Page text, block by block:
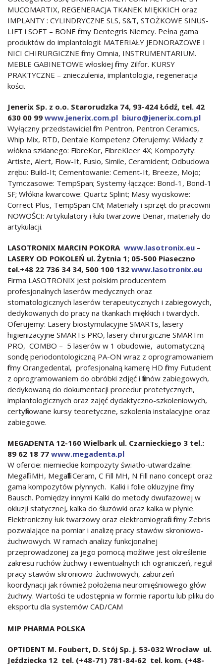
MUCOMARTIX, REGENERACJA TKANEK MIĘKKICH oraz
IMPLANTY : CYLINDRYCZNE SLS, S&T, STOŻKOWE SINUS-
LIFT i SOFT – BONE firmy Dentegris Niemcy. Pełna gama
produktów do implantologii: MATERIAŁY JEDNORAZOWE I
NICI CHIRURGICZNE firmy Omnia, INSTRUMENTARIUM.
MEBLE GABINETOWE włoskiej firmy Zilfor. KURSY
PRAKTYCZNE – znieczulenia, implantologia, regeneracja
kości.
Jenerix Sp. z o.o. Starorudzka 74, 93-424 Łódź, tel. 42
630 00 99 www.jenerix.com.pl biuro@jenerix.com.pl
Wyłączny przedstawiciel firm Pentron, Pentron Ceramics,
Whip Mix, RTD, Dentale Kompetenz Oferujemy: Wkłady z
włókna szklanego: FibreKor, FibreKleer 4X; Kompozyty:
Artiste, Alert, Flow-It, Fusio, Simile, Ceramident; Odbudowa
zrębu: Build-It; Cementowanie: Cement-It, Breeze, Mojo;
Tymczasowe: TempSpan; Systemy łączące: Bond-1, Bond-1
SF; Włókna kwarcowe: Quartz Splint; Masy wyciskowe:
Correct Plus, TempSpan CM; Materiały i sprzęt do pracowni
NOWOŚCI: Artykulatory i łuki twarzowe Denar, materiały do
artykulacji.
LASOTRONIX MARCIN POKORA www.lasotronix.eu –
LASERY OD POKOLEŃ ul. Żytnia 1; 05-500 Piaseczno
tel.+48 22 736 34 34, 500 100 132 www.lasotronix.eu
Firma LASOTRONIX jest polskim producentem
profesjonalnych laserów medycznych oraz
stomatologicznych laserów terapeutycznych i zabiegowych,
dedykowanych do pracy na tkankach miękkich i twardych.
Oferujemy: Lasery biostymulacyjne SMARTs, lasery
higienizacyjne SMARTs PRO, lasery chirurgiczne SMARTm
PRO, COMBO – 5 laserów w 1 obudowie, automatyczną
sondę periodontologiczną PA-ON wraz z oprogramowaniem
firmy Orangedental, profesjonalną kamerę HD firmy Futudent
z oprogramowaniem do obróbki zdjęć i filmów zabiegowych,
dedykowaną do dokumentacji procedur protetycznych,
implantologicznych oraz zajęć dydaktyczno-szkoleniowych,
certyfikowane kursy teoretyczne, szkolenia instalacyjne oraz
zabiegowe.
MEGADENTA 12-160 Wielbark ul. Czarnieckiego 3 tel.:
89 62 18 77 www.megadenta.pl
W ofercie: niemieckie kompozyty światło-utwardzalne:
Megafill MH, Megafill Ceram, C Fill MH, N Fill nano concept oraz
gama kompozytów płynnych. Kalki i folie okluzyjne firmy
Bausch. Pomiędzy innymi Kalki do metody dwufazowej w
okluzji statycznej, kalka do śluzówki oraz kalka w płynie.
Elektroniczny łuk twarzowy oraz elektromiografia firmy Zebris
pozwalające na pomiar i analizę pracy stawów skroniowo-
żuchwowych. W ramach analizy funkcjonalnej
przeprowadzonej za jego pomocą możliwe jest określenie
zakresu ruchów żuchwy i ewentualnych ich ograniczeń, reguł
pracy stawów skroniowo-żuchwowych, zaburzeń
koordynacji jak również położenia neuromięśniowego głów
żuchwy. Wartości te udostępnia w formie raportu lub pliku do
eksportu dla systemów CAD/CAM
MIP PHARMA POLSKA
OPTIDENT M. Foubert, D. Stój Sp. j. 53-032 Wrocław ul.
Jeździecka 12 tel. (+48-71) 781-84-62 tel. kom. (+48-